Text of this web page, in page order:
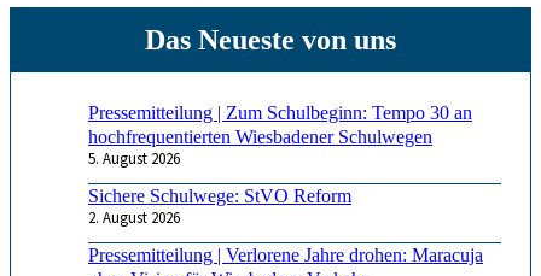
Pressemitteilung | Zum Schulbeginn: Tempo 30 an
hochfrequentierten Wiesbadener Schulwegen
5. August 2026
Sichere Schulwege: StVO Reform
2. August 2026
Pressemitteilung | Verlorene Jahre drohen: Maracuja